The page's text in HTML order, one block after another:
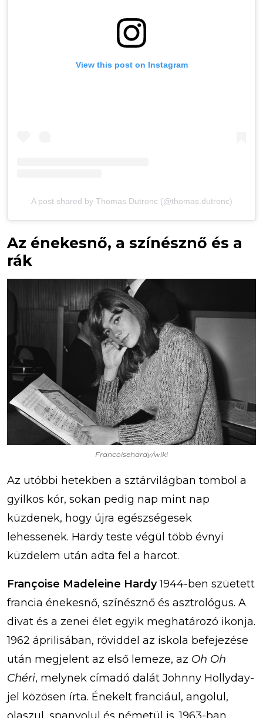
View this post on Instagram
A post shared by Thomas Dutronc (@thomas.dutronc)
Az énekesnő, a színésznő és a
rák
Francoisehardy/wiki
Az utóbbi hetekben a sztárvilágban tombol a
gyilkos kór, sokan pedig nap mint nap
küzdenek, hogy újra egészségesek
lehessenek. Hardy teste végül több évnyi
küzdelem után adta fel a harcot.
Françoise Madeleine Hardy1944-ben szüetett
francia énekesnő, színésznő és asztrológus. A
divat és a zenei élet egyik meghatározó ikonja.
1962 áprilisában, röviddel az iskola befejezése
után megjelent az első lemeze, az Oh Oh
Chéri, melynek címadó dalát Johnny Hollyday-
jel közösen írta. Énekelt franciául, angolul,
olaszul, spanyolul és németül is. 1963-ban